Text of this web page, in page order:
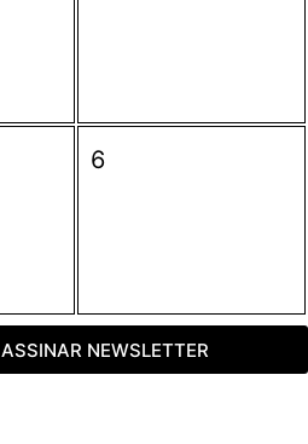
6
ASSINAR NEWSLETTER